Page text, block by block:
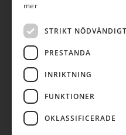
AUTOBLÅ AB 2026. ALL
POWERED BY EMPORI CMS
mer
STRIKT NÖDVÄNDIGT
PRESTANDA
INRIKTNING
FUNKTIONER
OKLASSIFICERADE